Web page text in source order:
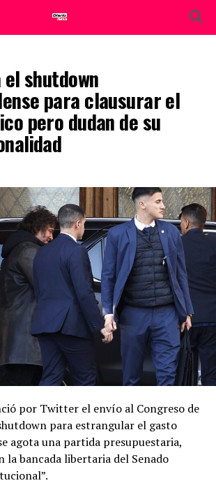
shutdown
para clausurar el
pero dudan de su
por Twitter el envío al Congreso de
para estrangular el gasto
agota una partida presupuestaria,
la bancada libertaria del Senado